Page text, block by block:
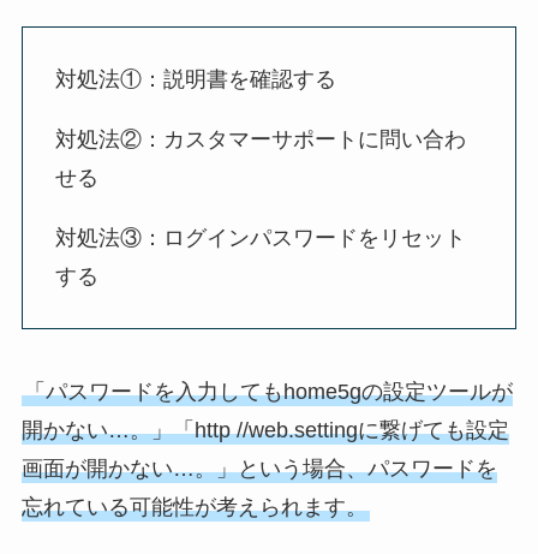
対処法①：説明書を確認する
対処法②：カスタマーサポートに問い合わ
せる
対処法③：ログインパスワードをリセット
する
「パスワードを入力してもhome5gの設定ツールが
開かない…。」「http //web.settingに繋げても設定
画面が開かない…。」という場合、パスワードを
忘れている可能性が考えられます。